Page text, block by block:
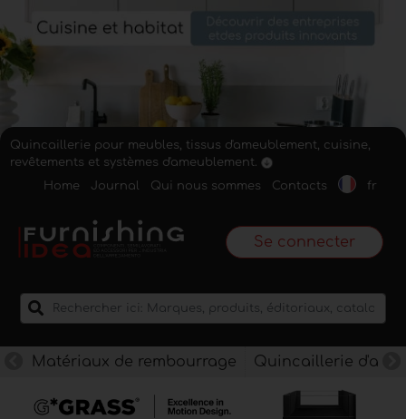
Quincaillerie pour meubles, tissus d'ameublement, cuisine,
revêtements et systèmes d'ameublement.
Home
Journal Qui nous sommes Contacts fr
Se connecter
Matériaux de rembourrage Quincaillerie